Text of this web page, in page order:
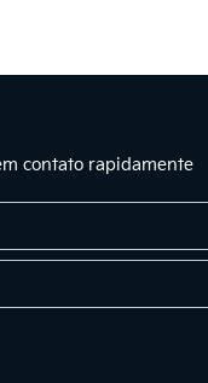
contato rapidamente